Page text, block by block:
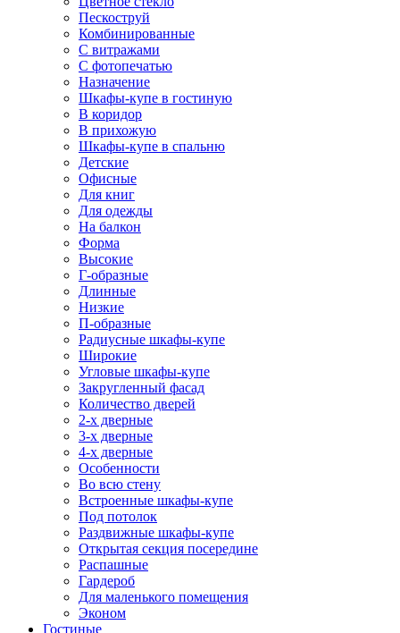
Пескоструй
Комбинированные
С витражами
С фотопечатью
Назначение
Шкафы-купе в гостиную
В коридор
В прихожую
Шкафы-купе в спальню
Детские
Офисные
Для книг
Для одежды
На балкон
Форма
Высокие
Г-образные
Длинные
Низкие
П-образные
Радиусные шкафы-купе
Широкие
Угловые шкафы-купе
Закругленный фасад
Количество дверей
2-х дверные
3-х дверные
4-х дверные
Особенности
Во всю стену
Встроенные шкафы-купе
Под потолок
Раздвижные шкафы-купе
Открытая секция посередине
Распашные
Гардероб
Для маленького помещения
Эконом
Гостиные